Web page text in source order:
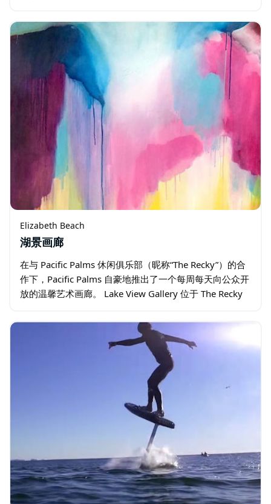
壮丽景色以及蜿蜒崎岖的海岸线。…
Elizabeth Beach
湖景画廊
在与 Pacific Palms 休闲俱乐部（昵称“The Recky”）的合
作下，Pacific Palms 自豪地推出了一个每周每天向公众开
放的温馨艺术画廊。 Lake View Gallery 位于 The Recky